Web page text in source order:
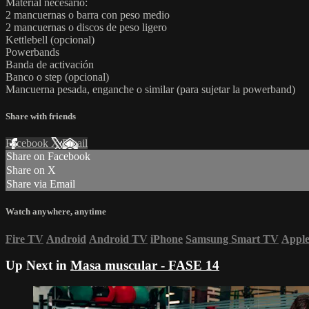
Material necesario:
2 mancuernas o barra con peso medio
2 mancuernas o discos de peso ligero
Kettlebell (opcional)
Powerbands
Banda de activación
Banco o step (opcional)
Mancuerna pesada, enganche o similar (para sujetar la powerband)
Share with friends
Facebook XEmail
Share on Facebook
Share on X
Share via Email
Watch anywhere, anytime
Fire TV Android Android TV iPhone Samsung Smart TV
Up Next in Masa muscular - FASE 14